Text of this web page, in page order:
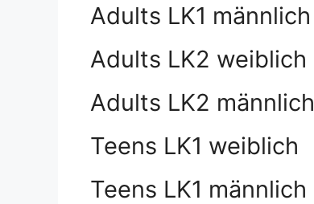
Adults LK1 männlich
Adults LK2 weiblich
Adults LK2 männlich
Teens LK1 weiblich
Teens LK1 männlich